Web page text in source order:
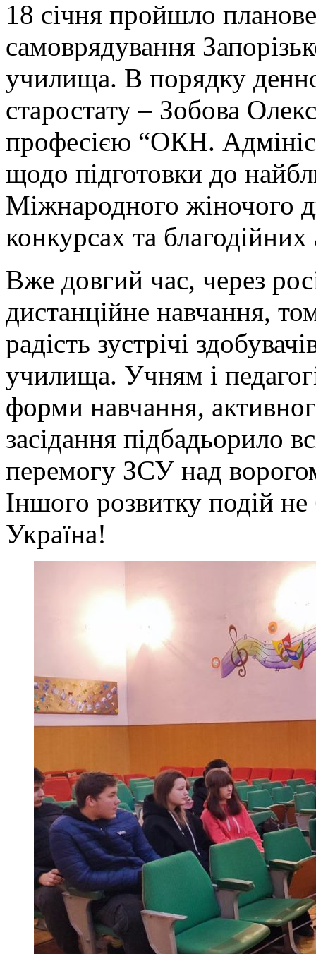
18 січня пройшло
самоврядування
училища. В порядку
старостату – Зобова
професією “ОКН.
щодо підготовки до
Міжнародного жіночого
конкурсах та благодійних
Вже довгий час, через
дистанційне навчання,
радість зустрічі
училища. Учням і
форми навчання,
засідання підбадьорило
перемогу ЗСУ над
Іншого розвитку подій
Україна!